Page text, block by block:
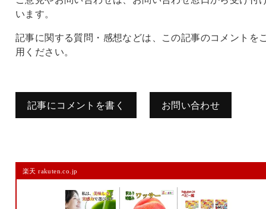
います。
記事に関する質問・感想などは、この記事のコメントを
用ください。
記事にコメントを書く お問い合わせ
メールアドレスは公開されません。
また、コメント欄には、必ず日本語を含めてください（スパム対策）。
楽天 rakuten.co.jp